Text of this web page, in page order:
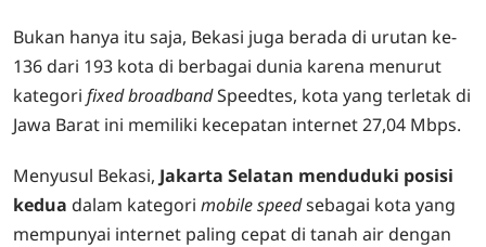
Bukan hanya itu saja, Bekasi juga berada di urutan ke-
136 dari 193 kota di berbagai dunia karena menurut
kategori fixed broadbandSpeedtes, kota yang terletak di
Jawa Barat ini memiliki kecepatan internet 27,04 Mbps.
Menyusul Bekasi, Jakarta Selatan menduduki posisi
kedua dalam kategori mobile speedsebagai kota yang
mempunyai internet paling cepat di tanah air dengan